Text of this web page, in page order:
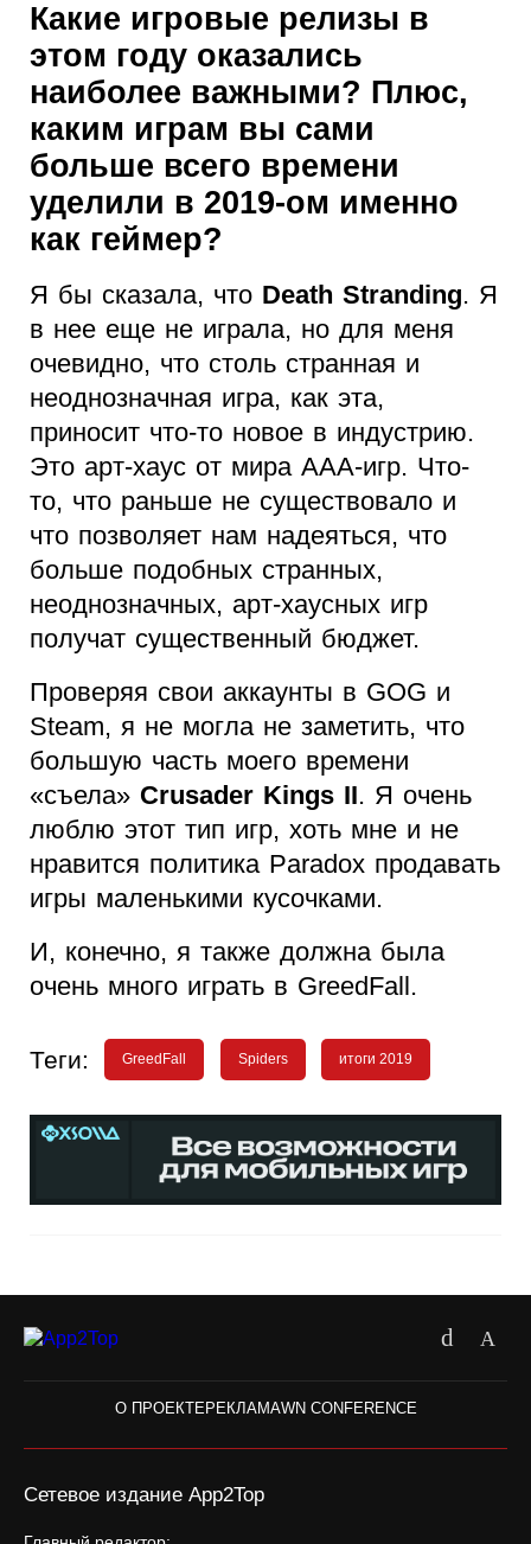
Какие игровые релизы в
этом году оказались
наиболее важными? Плюс,
каким играм вы сами
больше всего времени
уделили в 2019-ом именно
как геймер?
Я бы сказала, что Death Stranding. Я
в нее еще не играла, но для меня
очевидно, что столь странная и
неоднозначная игра, как эта,
приносит что-то новое в индустрию.
Это арт-хаус от мира ААА-игр. Что-
то, что раньше не существовало и
что позволяет нам надеяться, что
больше подобных странных,
неоднозначных, арт-хаусных игр
получат существенный бюджет.
Проверяя свои аккаунты в GOG и
Steam, я не могла не заметить, что
большую часть моего времени
«съела» Crusader Kings II. Я очень
люблю этот тип игр, хоть мне и не
нравится политика Paradox продавать
игры маленькими кусочками.
И, конечно, я также должна была
очень много играть в GreedFall.
Теги: GreedFall Spiders итоги 2019
О ПРОЕКТЕРЕКЛАМАWN CONFERENCE
Сетевое издание App2Top